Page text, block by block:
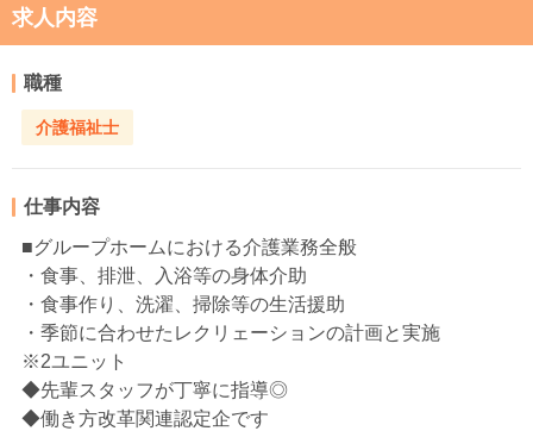
求人内容
職種
介護福祉士
仕事内容
■グループホームにおける介護業務全般
・食事、排泄、入浴等の身体介助
・食事作り、洗濯、掃除等の生活援助
・季節に合わせたレクリェーションの計画と実施
※2ユニット
◆先輩スタッフが丁寧に指導◎
◆働き方改革関連認定企です